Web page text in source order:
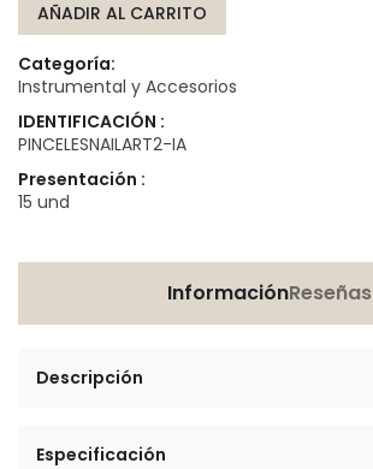
AÑADIR AL CARRITO
Categoría:
Instrumental y Accesorios
IDENTIFICACIÓN :
PINCELESNAILART2-IA
Presentación :
15 und
InformaciónReseñas
Descripción
Especificación